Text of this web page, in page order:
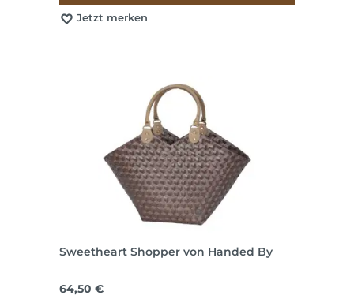
Jetzt merken
Sweetheart Shopper von Handed By
Regulärer Preis:
64,50 €